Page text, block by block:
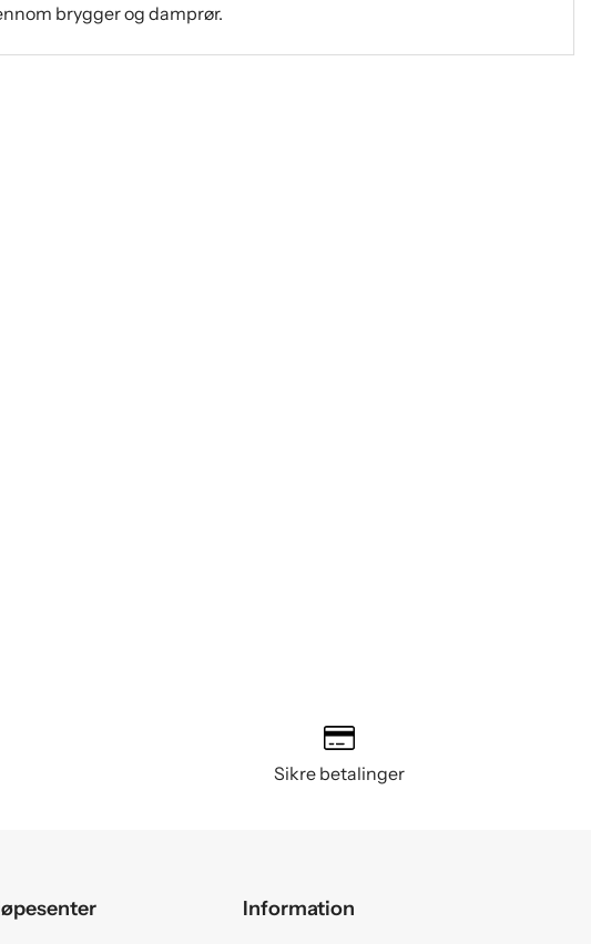
brygger og damprør.
Sikre betalinger
Information